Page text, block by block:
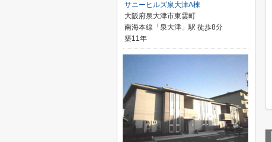
サニーヒルズ泉大津A棟
大阪府泉大津市東雲町
南海本線「泉大津」駅 徒歩8分
築11年